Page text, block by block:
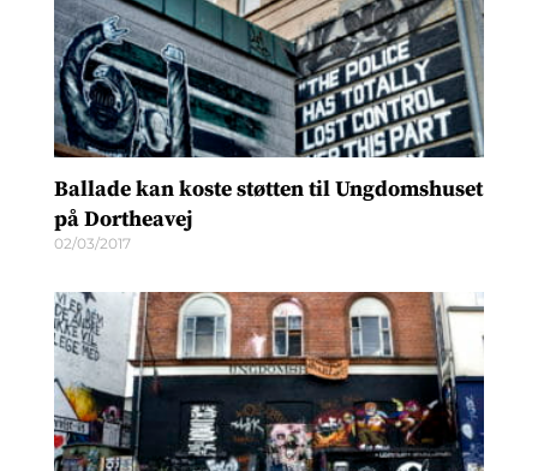
Ballade kan koste støtten til Ungdomshuset
på Dortheavej
02/03/2017